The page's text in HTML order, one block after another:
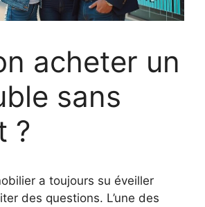
acheter un
sans
?
a toujours su éveiller
des questions. L’une des